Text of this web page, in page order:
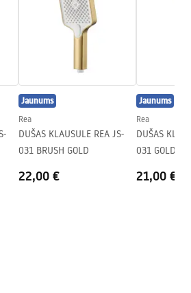
Misiņš, ABS
mm
1/2 collas
5 gadi
_5.pdf
Jaunums
Rea
DUŠAS KLAUSULE REA JS-
031 BRUSH GOLD
22,00 €
Jaunums
Rea
DUŠAS
031 GOLD
21,00 €